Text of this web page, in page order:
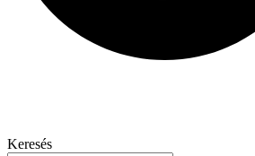
Keresés